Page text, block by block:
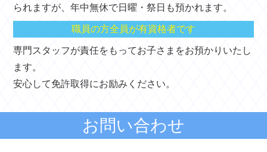
られますが、年中無休で日曜・祭日も預かれます。
職員の方全員が有資格者です
専門スタッフが責任をもってお子さまをお預かりいたし
ます。
安心して免許取得にお励みください。
お問い合わせ